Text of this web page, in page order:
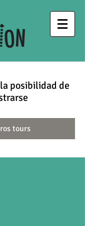
posibilidad de
tours